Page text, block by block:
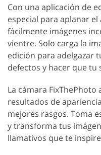
Con una aplicación de
especial para aplanar
fácilmente imágenes
vientre. Solo carga la
edición para adelgazar
defectos y hacer que tu
La cámara
resultados de
mejores rasgos. Toma
y transforma tus
llamativos que te